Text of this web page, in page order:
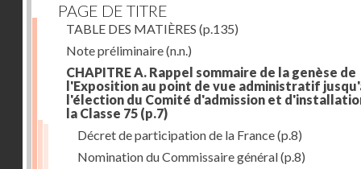
PAGE DE TITRE
TABLE DES MATIÈRES (p.135)
Note préliminaire(n.n.)
CHAPITRE A. Rappel sommaire de la genèse de
l'Exposition au point de vue administratif
l'élection du Comité d'admission et
la Classe 75 (p.7)
Décret de participation de la France(p.8)
Nomination du Commissaire général(p.8)